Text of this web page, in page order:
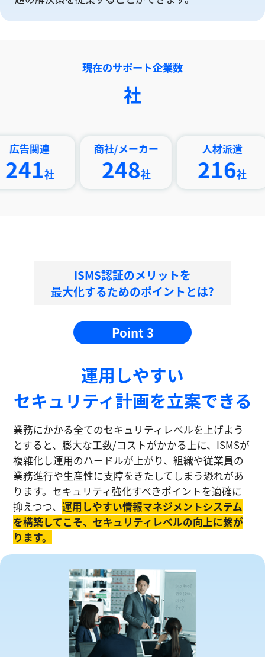
現在のサポート企業数
社
社
商社/メーカー
社 社
ISMS認証のメリットを
最大化するためのポイントとは?
Point 3
運⽤しやすい
セキュリティ計画を⽴案できる
業務にかかる全てのセキュリティレベルを上げよう
とすると、膨大な工数/コストがかかる上に、ISMSが
複雑化し運⽤のハードルが上がり、組織や従業員の
業務進⾏や生産性に⽀障をきたしてしまう恐れがあ
ります。セキュリティ強化すべきポイントを適確に
抑えつつ、運⽤しやすい情報マネジメントシステム
を構築してこそ、セキュリティレベルの向上に繋が
ります。